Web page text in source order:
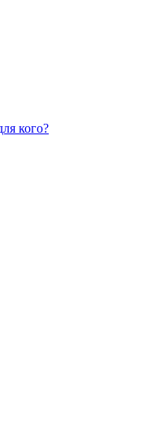
кого?